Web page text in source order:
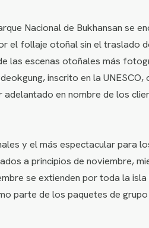
Nacional de Bukhansan se
follaje otoñal sin el traslado
las escenas otoñales más
inscrito en la
en nombre de los
y el más espectacular para
a principios de noviembre,
se extienden por toda la
parte de los paquetes de